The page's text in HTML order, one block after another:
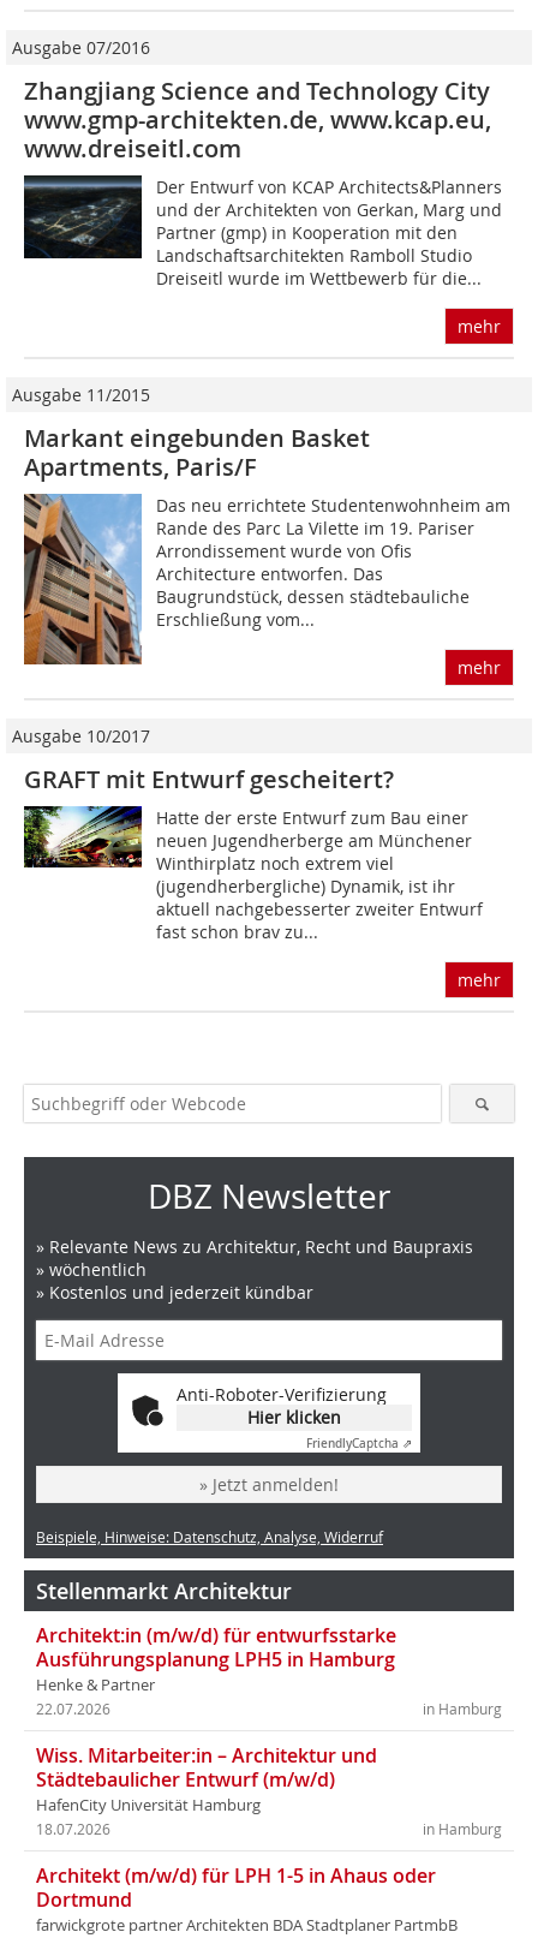
Ausgabe 07/2016
Zhangjiang Science and Technology City
www.gmp-architekten.de, www.kcap.eu,
www.dreiseitl.com
Der Entwurf von KCAP Architects&Planners
und der Architekten von Gerkan, Marg und
Partner (gmp) in Kooperation mit den
Landschaftsarchitekten Ramboll Studio
Dreiseitl wurde im Wettbewerb für die...
mehr
Ausgabe 11/2015
Markant eingebunden Basket
Apartments, Paris/F
Das neu errichtete Studentenwohnheim am
Rande des Parc La Vilette im 19. Pariser
Arrondissement wurde von Ofis
Architecture entworfen. Das
Baugrundstück, dessen städtebauliche
Erschließung vom...
mehr
Ausgabe 10/2017
GRAFT mit Entwurf gescheitert?
Hatte der erste Entwurf zum Bau einer
neuen Jugendherberge am Münchener
Winthirplatz noch extrem viel
(jugendherbergliche) Dynamik, ist ihr
aktuell nachgebesserter zweiter Entwurf
fast schon brav zu...
mehr
DBZ Newsletter
» Relevante News zu Architektur, Recht und Baupraxis
» wöchentlich
» Kostenlos und jederzeit kündbar
Anti-Roboter-Verifizierung
Hier klicken
FriendlyCaptcha ⇗
» Jetzt anmelden!
Beispiele, Hinweise: Datenschutz, Analyse, Widerruf
Stellenmarkt Architektur
Architekt:in (m/w/d) für entwurfsstarke
Ausführungsplanung LPH5 in Hamburg
Henke & Partner
in Hamburg
22.07.2026
Wiss. Mitarbeiter:in – Architektur und
Städtebaulicher Entwurf (m/w/d)
HafenCity Universität Hamburg
in Hamburg
18.07.2026
Architekt (m/w/d) für LPH 1-5 in Ahaus oder
Dortmund
farwickgrote partner Architekten BDA Stadtplaner PartmbB